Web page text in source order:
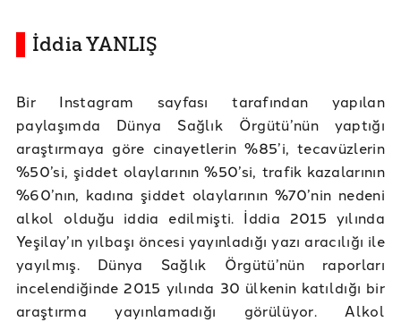
İddia YANLIŞ
Bir Instagram sayfası tarafından yapılan
paylaşımda Dünya Sağlık Örgütü’nün yaptığı
araştırmaya göre cinayetlerin %85’i, tecavüzlerin
%50’si, şiddet olaylarının %50’si, trafik kazalarının
%60’nın, kadına şiddet olaylarının %70’nin nedeni
alkol olduğu iddia edilmişti. İddia 2015 yılında
Yeşilay’ın yılbaşı öncesi yayınladığı yazı aracılığı ile
yayılmış. Dünya Sağlık Örgütü’nün raporları
incelendiğinde 2015 yılında 30 ülkenin katıldığı bir
araştırma yayınlamadığı görülüyor. Alkol